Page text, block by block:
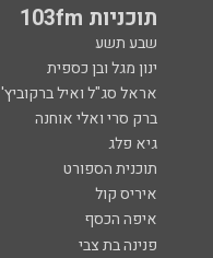
תוכניות 103fm
שבע תשע
ינון מגל ובן כספית
אראל סג"ל ואיל ברקוביץ'
ברק סרי ואלי אוחנה
גיא פלג
תוכנית הספורט
איריס קול
איפה הכסף
פנינה בת צבי